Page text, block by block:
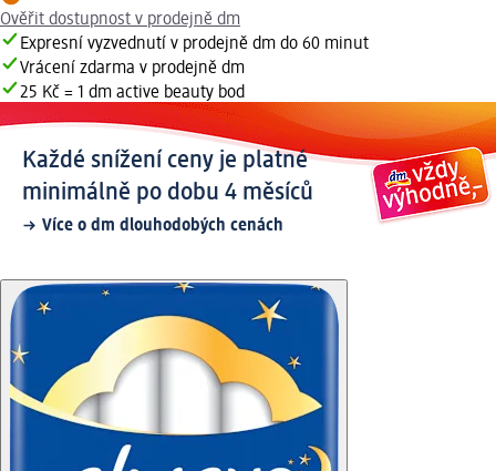
Ověřit dostupnost v prodejně dm
Expresní vyzvednutí v prodejně dm do 60 minut
Vrácení zdarma v prodejně dm
25 Kč = 1 dm active beauty bod
Každé snížení ceny je platné
minimálně po dobu 4 měsíců
Více o dm dlouhodobých cenách